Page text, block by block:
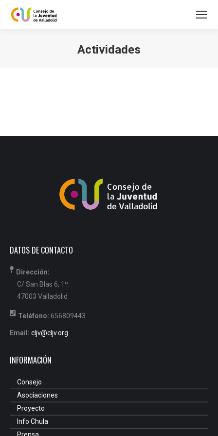
Actividades
DATOS DE CONTACTO
Dirección:
C/ San Blas 6, 1º.
47003 Valladolid
Teléfono: 656809443
Email: cljv@cljv.org
INFORMACIÓN
Consejo
Asociaciones
Proyecto
Info Chula
Prensa